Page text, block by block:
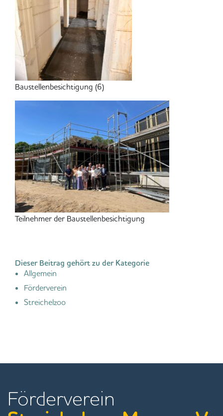
Baustellenbesichtigung (6)
Teilnehmer der Baustellenbesichtigung
Dieser Beitrag gehört zu der Kategorie
Allgemein
Förderverein
Streichelzoo
Förderverein